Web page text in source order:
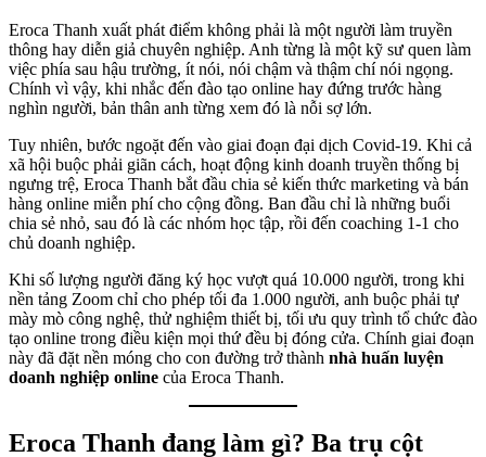
Eroca Thanh xuất phát điểm không phải là một người làm truyền
thông hay diễn giả chuyên nghiệp. Anh từng là một kỹ sư quen làm
việc phía sau hậu trường, ít nói, nói chậm và thậm chí nói ngọng.
Chính vì vậy, khi nhắc đến đào tạo online hay đứng trước hàng
nghìn người, bản thân anh từng xem đó là nỗi sợ lớn.
Tuy nhiên, bước ngoặt đến vào giai đoạn đại dịch Covid-19. Khi cả
xã hội buộc phải giãn cách, hoạt động kinh doanh truyền thống bị
ngưng trệ, Eroca Thanh bắt đầu chia sẻ kiến thức marketing và bán
hàng online miễn phí cho cộng đồng. Ban đầu chỉ là những buổi
chia sẻ nhỏ, sau đó là các nhóm học tập, rồi đến coaching 1-1 cho
chủ doanh nghiệp.
Khi số lượng người đăng ký học vượt quá 10.000 người, trong khi
nền tảng Zoom chỉ cho phép tối đa 1.000 người, anh buộc phải tự
mày mò công nghệ, thử nghiệm thiết bị, tối ưu quy trình tổ chức đào
tạo online trong điều kiện mọi thứ đều bị đóng cửa. Chính giai đoạn
này đã đặt nền móng cho con đường trở thành nhà huấn luyện
doanh nghiệp online của Eroca Thanh.
Eroca Thanh đang làm gì? Ba trụ cột